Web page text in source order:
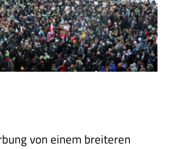
von einem breiteren